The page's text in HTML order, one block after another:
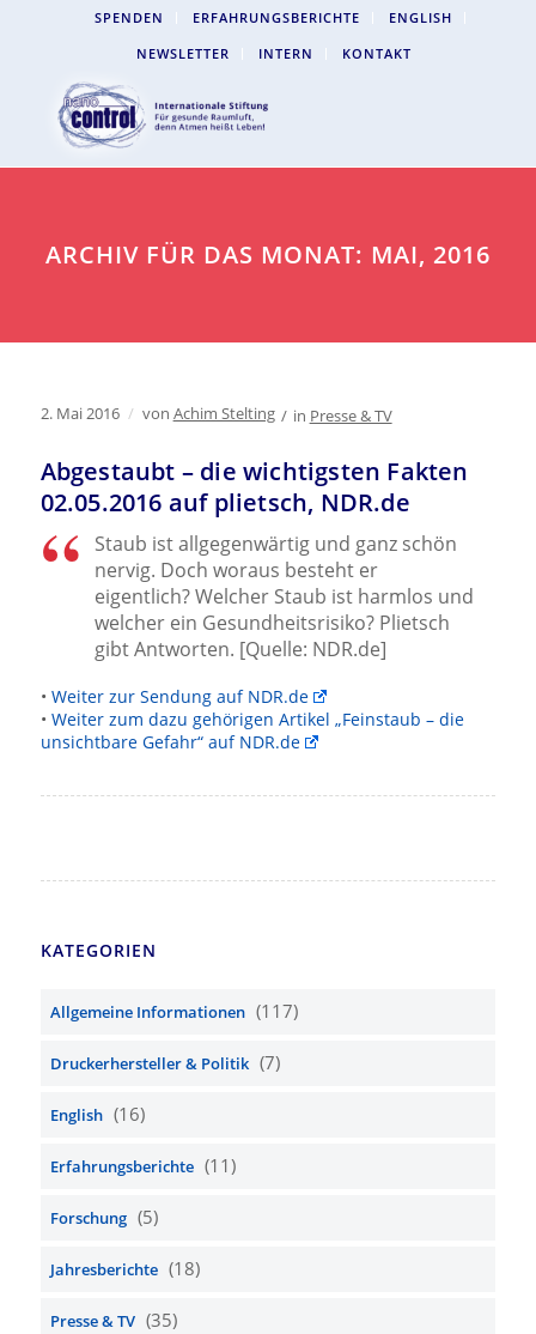
SPENDEN ERFAHRUNGSBERICHTE
ENGLISH
NEWSLETTER
INTERN KONTAKT
ARCHIV FÜR DAS MONAT: MAI, 2016
2. Mai 2016 / von Achim Stelting / in Presse & TV
Abgestaubt – die wichtigsten Fakten
02.05.2016 auf plietsch, NDR.de
Staub ist allgegenwärtig und ganz schön
nervig. Doch woraus besteht er
eigentlich? Welcher Staub ist harmlos und
welcher ein Gesundheitsrisiko? Plietsch
gibt Antworten. [Quelle: NDR.de]
• Weiter zur Sendung auf NDR.de
• Weiter zum dazu gehörigen Artikel „Feinstaub – die
unsichtbare Gefahr“ auf NDR.de
KATEGORIEN
Allgemeine Informationen (117)
Druckerhersteller & Politik (7)
English (16)
Erfahrungsberichte (11)
Forschung (5)
Jahresberichte (18)
Presse & TV (35)